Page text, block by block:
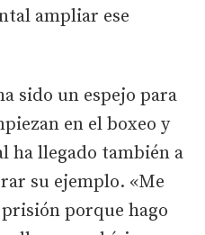
ampliar ese
sido un espejo para
en el boxeo y
ha llegado también a
su ejemplo. «Me
porque hago